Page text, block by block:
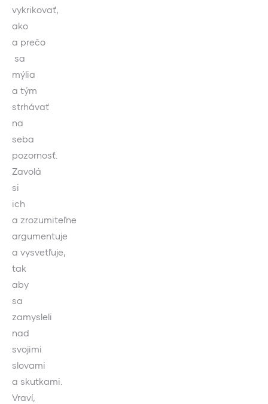
vykrikovať,
ako
a prečo
sa
mýlia
a tým
strhávať
na
seba
pozornosť.
Zavolá
si
ich
a zrozumiteľne
argumentuje
a vysvetľuje,
tak
aby
sa
zamysleli
nad
svojimi
slovami
a skutkami.
Vraví,